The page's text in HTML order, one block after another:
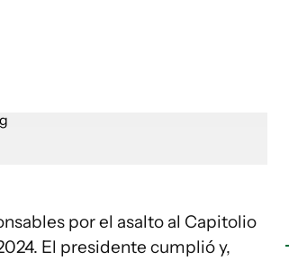
por el asalto al Capitolio
El presidente cumplió y,